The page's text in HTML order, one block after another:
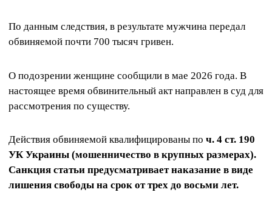
По данным следствия, в результате мужчина передал
обвиняемой почти 700 тысяч гривен.
О подозрении женщине сообщили в мае 2026 года. В
настоящее время обвинительный акт направлен в суд для
рассмотрения по существу.
Действия обвиняемой квалифицированы по ч. 4 ст. 190
УК Украины (мошенничество в крупных размерах).
Санкция статьи предусматривает наказание в виде
лишения свободы на срок от трех до восьми лет.